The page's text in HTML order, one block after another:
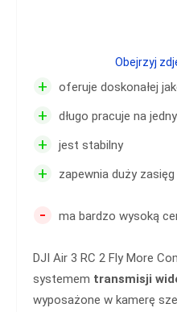
+ oferuje doskonałej
+ długo pracuje na
+ jest stabilny
+ zapewnia duży zasięg
- ma bardzo wysoką
DJI Air 3 RC 2 Fly More
systemem transmisji
wyposażone w kamerę
Obejrzyj